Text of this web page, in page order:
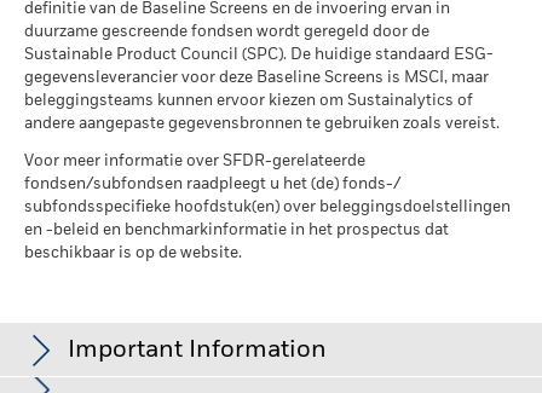
De blootstellingen van BlackRock inzake betrokkenheid van
het bedrijfsleven, zoals hierboven weergegeven voor
Ketelkool en Oliezand, worden berekend en gerapporteerd
voor bedrijven die meer dan 5% van hun inkomsten
genereren uit ketelkool of oliezand zoals bepaald door MSCI
inkomsten genereren uit ketelkool of oliezand (met een
inkomstendrempel van 0%), zoals bepaald door MSCI ESG
Research, geldt het volgende: voor ketelkool 0,00% en voor
oliezand 0,00%.
betrokkenheid van elk bedrijf verstrekt. BlackRock maakt
gebruik van die gegevens om een overzicht te geven van alle
definitie van de Baseline Screens en de invoering ervan in
duurzame gescreende fondsen wordt geregeld door de
Sustainable Product Council (SPC). De huidige standaard ESG-
gegevensleverancier voor deze Baseline Screens is MSCI, maar
beleggingsteams kunnen ervoor kiezen om Sustainalytics of
andere aangepaste gegevensbronnen te gebruiken zoals vereist.
Voor meer informatie over SFDR-gerelateerde
fondsen/subfondsen raadpleegt u het (de) fonds-/
subfondsspecifieke hoofdstuk(en) over beleggingsdoelstellingen
en -beleid en benchmarkinformatie in het prospectus dat
beschikbaar is op de website.
Important Information